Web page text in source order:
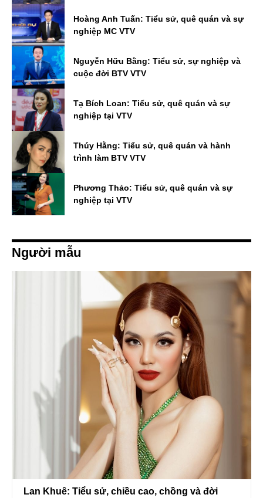
Hoàng Anh Tuấn: Tiểu sử, quê quán và sự
nghiệp MC VTV
Nguyễn Hữu Bằng: Tiểu sử, sự nghiệp và
cuộc đời BTV VTV
Tạ Bích Loan: Tiểu sử, quê quán và sự
nghiệp tại VTV
Thúy Hằng: Tiểu sử, quê quán và hành
trình làm BTV VTV
Phương Thảo: Tiểu sử, quê quán và sự
nghiệp tại VTV
Người mẫu
Lan Khuê: Tiểu sử, chiều cao, chồng và đời